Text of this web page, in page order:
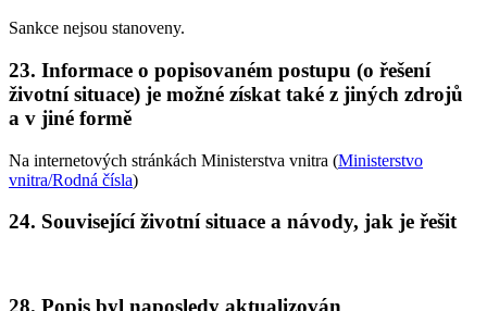
Sankce nejsou stanoveny.
23. Informace o popisovaném postupu (o řešení
životní situace) je možné získat také z jiných zdrojů
a v jiné formě
Na internetových stránkách Ministerstva vnitra (Ministerstvo
vnitra/Rodná čísla)
24. Související životní situace a návody, jak je řešit
28. Popis byl naposledy aktualizován